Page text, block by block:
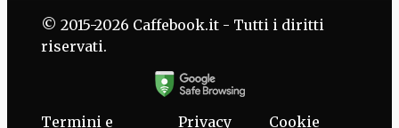
© 2015-2026 Caffebook.it - Tutti i diritti
riservati.
Termini e
Privacy
Cookie